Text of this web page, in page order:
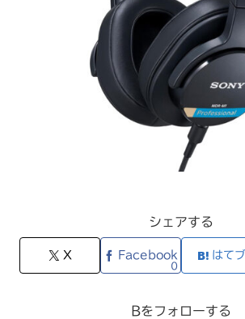
シェアする
X Facebook
0
はてブ
Bをフォローする